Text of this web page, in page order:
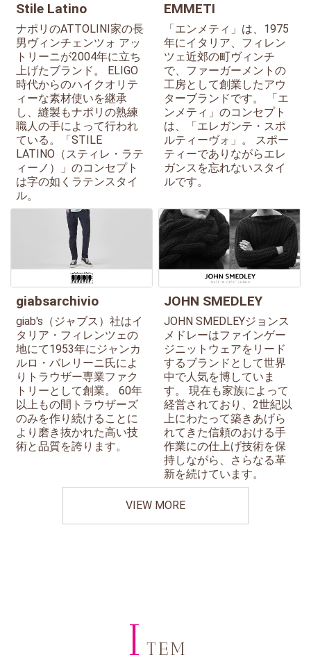
Stile Latino
ナポリのATTOLINI家の長
男ヴィンチェンツォ アッ
トリーニが2004年に立ち
上げたブランド。 ELIGO
時代からのハイクオリテ
ィーな素材使いを継承
し、縫製もナポリの熟練
職人の手によって行われ
ている。「STILE
LATINO（スティレ・ラテ
ィーノ）」のコンセプト
は字の如くラテンスタイ
ル。
EMMETI
「エンメティ」は、1975
年にイタリア、フィレン
ツェ近郊の町ヴィンチ
で、ファーガーメントの
工房として創業したアウ
ターブランドです。 「エ
ンメティ」のコンセプト
は、「エレガンテ・スポ
ルティーヴォ」。 スポー
ティーでありながらエレ
ガンスを忘れないスタイ
ルです。
giabsarchivio
giab's（ジャブス）社はイ
タリア・フィレンツェの
地にて1953年にジャンカ
ルロ・バレリーニ氏によ
りトラウザー専業ファク
トリーとして創業。 60年
以上もの間トラウザーズ
のみを作り続けることに
より磨き抜かれた高い技
術と品質を誇ります。
JOHN SMEDLEY
JOHN SMEDLEYジョンス
メドレーはファインゲー
ジニットウェアをリード
するブランドとして世界
中で人気を博していま
す。 現在も家族によって
経営されており、2世紀以
上にわたって築きあげら
れてきた信頼のおける手
作業にの仕上げ技術を保
持しながら、さらなる革
新を続けています。
VIEW MORE
I TEM